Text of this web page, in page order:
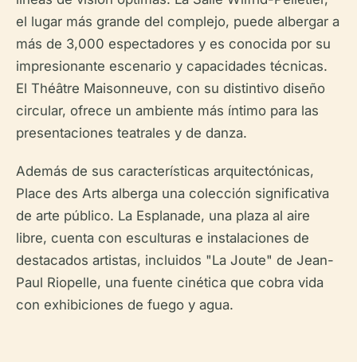
el lugar más grande del complejo, puede albergar a
más de 3,000 espectadores y es conocida por su
impresionante escenario y capacidades técnicas.
El Théâtre Maisonneuve, con su distintivo diseño
circular, ofrece un ambiente más íntimo para las
presentaciones teatrales y de danza.
Además de sus características arquitectónicas,
Place des Arts alberga una colección significativa
de arte público. La Esplanade, una plaza al aire
libre, cuenta con esculturas e instalaciones de
destacados artistas, incluidos "La Joute" de Jean-
Paul Riopelle, una fuente cinética que cobra vida
con exhibiciones de fuego y agua.